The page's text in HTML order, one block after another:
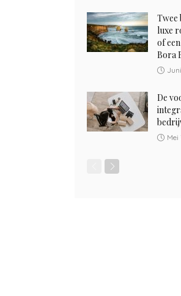
Twee
luxe
of
Bora
De
Mei